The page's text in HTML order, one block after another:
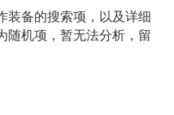
装备的搜索项，以及详细
随机项，暂无法分析，留